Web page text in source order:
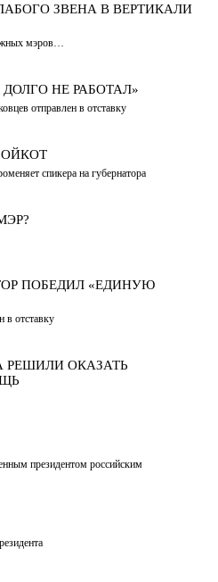
ЗВЕНА В ВЕРТИКАЛИ
мэров…
НЕ РАБОТАЛ»
отправлен в отставку
спикера на губернатора
ПОБЕДИЛ «ЕДИНУЮ
в отставку
РЕШИЛИ ОКАЗАТЬ
президентом российским